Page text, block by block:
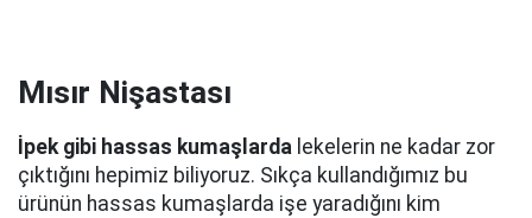
Mısır Nişastası
İpek gibi hassas kumaşlarda lekelerin ne kadar zor
çıktığını hepimiz biliyoruz. Sıkça kullandığımız bu
ürünün hassas kumaşlarda işe yaradığını kim